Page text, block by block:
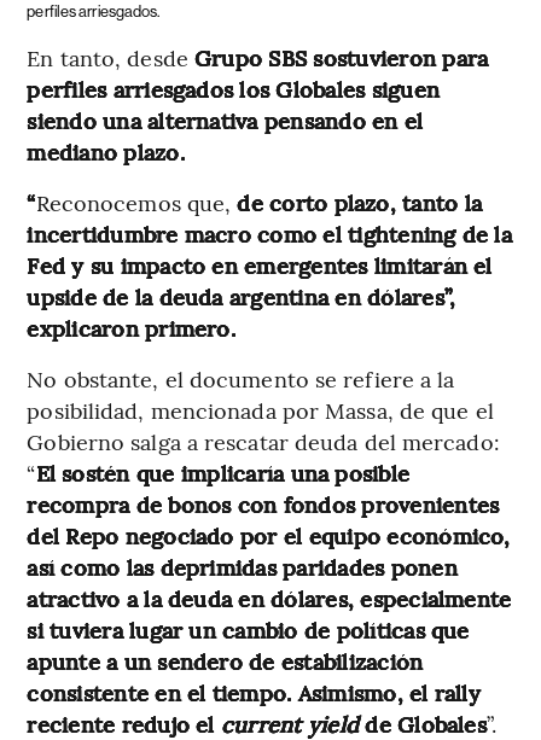
perfiles arriesgados.
En tanto, desde Grupo SBS sostuvieron para
perfiles arriesgados los Globales siguen
siendo una alternativa pensando en el
mediano plazo.
“Reconocemos que,de corto plazo, tanto la
incertidumbre macro como el tightening de la
Fed y su impacto en emergentes limitarán el
upside de la deuda argentina en dólares”,
explicaron primero.
No obstante, el documento se refiere a la
posibilidad, mencionada por Massa, de que el
Gobierno salga a rescatar deuda del mercado:
“El sostén que implicaría una posible
recompra de bonos con fondos provenientes
del Repo negociado por el equipo económico,
así como las deprimidas paridades ponen
atractivo a la deuda en dólares, especialmente
si tuviera lugar un cambio de políticas que
apunte a un sendero de estabilización
consistente en el tiempo. Asimismo, el rally
reciente redujo el current yieldde Globales”.